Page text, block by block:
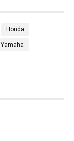
Honda
Yamaha